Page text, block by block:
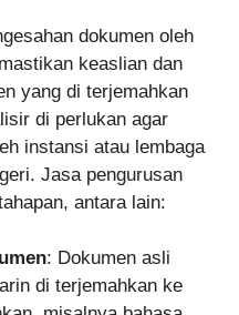
dokumen oleh
keaslian dan
yang di terjemahkan
di perlukan agar
instansi atau lembaga
Jasa pengurusan
antara lain:
: Dokumen asli
di terjemahkan ke